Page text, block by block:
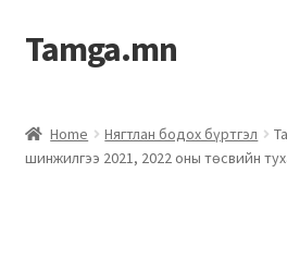
Tamga.mn
ХАБЭА-н багц
Home Нягтлан бодох бүртгэл
шинжилгээ 2021, 2022 оны төсвийн